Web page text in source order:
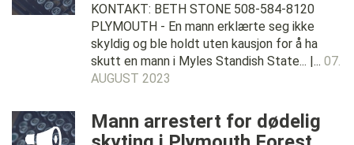
KONTAKT: BETH STONE 508-584-8120
PLYMOUTH - En mann erklærte seg ikke
skyldig og ble holdt uten kausjon for å ha
skutt en mann i Myles Standish State... |... 07.
AUGUST 2023
Mann arrestert for dødelig